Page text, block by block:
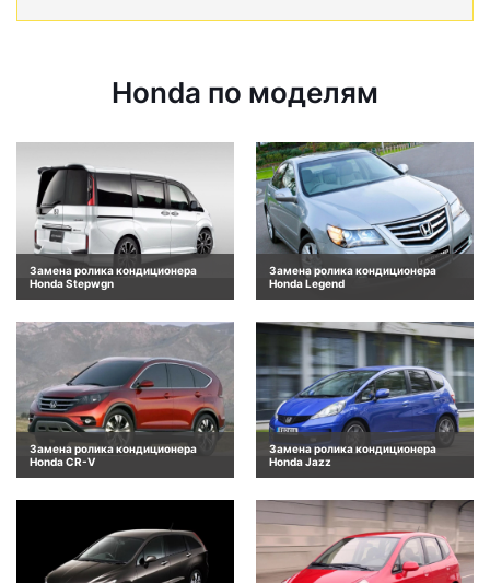
Honda по моделям
Замена ролика кондиционера
Honda Stepwgn
Замена ролика кондиционера
Honda Legend
Замена ролика кондиционера
Honda CR-V
Замена ролика кондиционера
Honda Jazz